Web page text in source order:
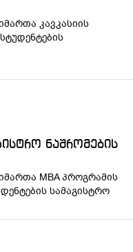
კავკასიის
ნაშრომების
MBA პროგრამის
სამაგისტრო